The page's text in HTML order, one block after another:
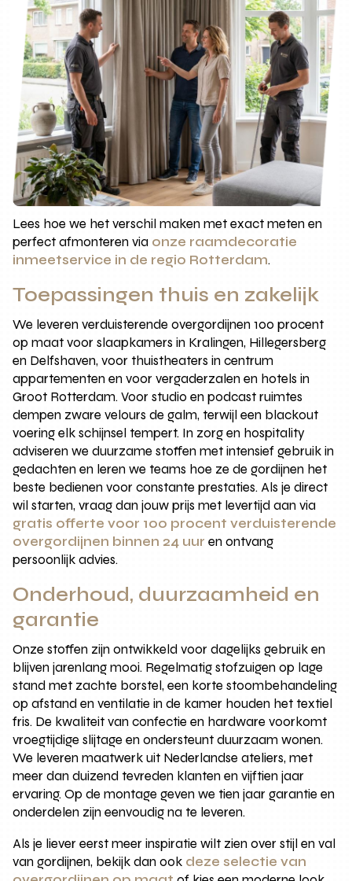
Lees hoe we het verschil maken met exact meten en
perfect afmonteren via onze raamdecoratie
inmeetservice in de regio Rotterdam.
Toepassingen thuis en zakelijk
We leveren verduisterende overgordijnen 100 procent
op maat voor slaapkamers in Kralingen, Hillegersberg
en Delfshaven, voor thuistheaters in centrum
appartementen en voor vergaderzalen en hotels in
Groot Rotterdam. Voor studio en podcast ruimtes
dempen zware velours de galm, terwijl een blackout
voering elk schijnsel tempert. In zorg en hospitality
adviseren we duurzame stoffen met intensief gebruik in
gedachten en leren we teams hoe ze de gordijnen het
beste bedienen voor constante prestaties. Als je direct
wil starten, vraag dan jouw prijs met levertijd aan via
gratis offerte voor 100 procent verduisterende
overgordijnen binnen 24 uur en ontvang
persoonlijk advies.
Onderhoud, duurzaamheid en
garantie
Onze stoffen zijn ontwikkeld voor dagelijks gebruik en
blijven jarenlang mooi. Regelmatig stofzuigen op lage
stand met zachte borstel, een korte stoombehandeling
op afstand en ventilatie in de kamer houden het textiel
fris. De kwaliteit van confectie en hardware voorkomt
vroegtijdige slijtage en ondersteunt duurzaam wonen.
We leveren maatwerk uit Nederlandse ateliers, met
meer dan duizend tevreden klanten en vijftien jaar
ervaring. Op de montage geven we tien jaar garantie en
onderdelen zijn eenvoudig na te leveren.
Als je liever eerst meer inspiratie wilt zien over stijl en val
van gordijnen, bekijk dan ook deze selectie van